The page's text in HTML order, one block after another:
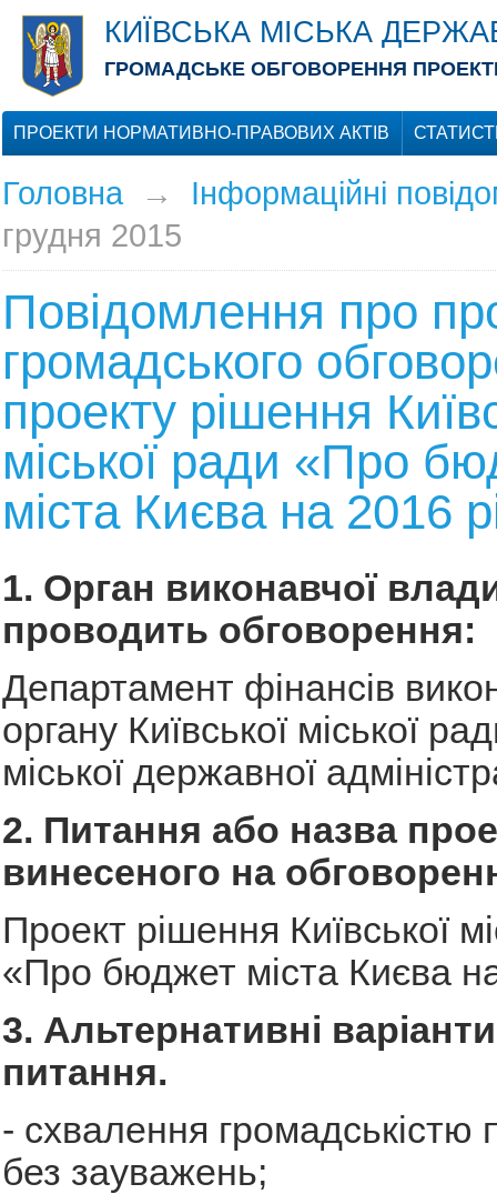
КИЇВСЬКА МІСЬКА
ГРОМАДСЬКЕ ОБГОВОРЕННЯ
ПРОЕКТИ НОРМАТИВНО-ПРАВОВИХ АКТІВ
Головна→ Інформаційні
грудня 2015
Повідомлення про
громадського
проекту рішення
міської ради «Про
міста Києва на 2016
1. Орган виконавчої
проводить обговорення:
Департамент фінансів
органу Київської міської
міської державної
2. Питання або назва
винесеного на
Проект рішення Київської
«Про бюджет міста Києва
3. Альтернативні
питання.
- схвалення громадськістю
без зауважень;